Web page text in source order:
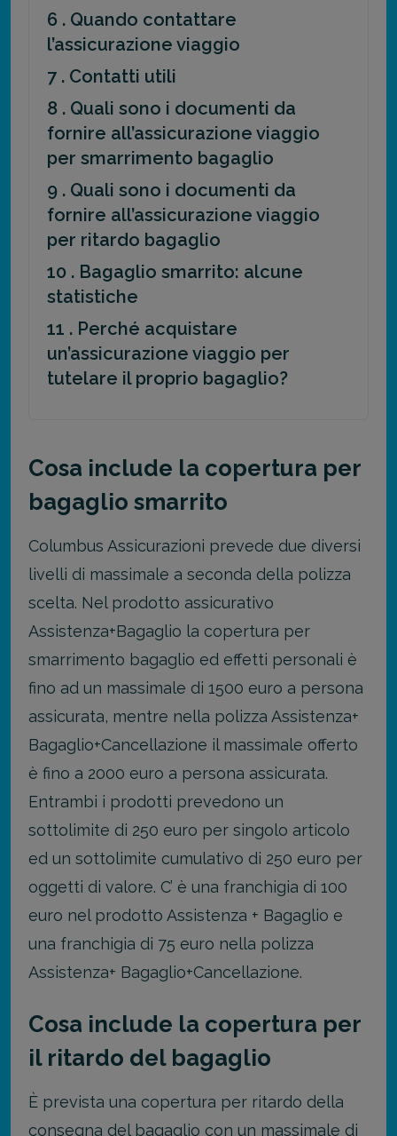
6 . Quando contattare
l’assicurazione viaggio
7 . Contatti utili
8 . Quali sono i documenti da
fornire all’assicurazione viaggio
per smarrimento bagaglio
9 . Quali sono i documenti da
fornire all’assicurazione viaggio
per ritardo bagaglio
10 . Bagaglio smarrito: alcune
statistiche
11 . Perché acquistare
un’assicurazione viaggio per
tutelare il proprio bagaglio?
Cosa include la copertura per
bagaglio smarrito
Columbus Assicurazioni prevede due diversi
livelli di massimale a seconda della polizza
scelta. Nel prodotto assicurativo
Assistenza+Bagaglio la copertura per
smarrimento bagaglio ed effetti personali è
fino ad un massimale di 1500 euro a persona
assicurata, mentre nella polizza Assistenza+
Bagaglio+Cancellazione il massimale offerto
è fino a 2000 euro a persona assicurata.
Entrambi i prodotti prevedono un
sottolimite di 250 euro per singolo articolo
ed un sottolimite cumulativo di 250 euro per
oggetti di valore. C’ è una franchigia di 100
euro nel prodotto Assistenza + Bagaglio e
una franchigia di 75 euro nella polizza
Assistenza+ Bagaglio+Cancellazione.
Cosa include la copertura per
il ritardo del bagaglio
È prevista una copertura per ritardo della
consegna del bagaglio con un massimale di